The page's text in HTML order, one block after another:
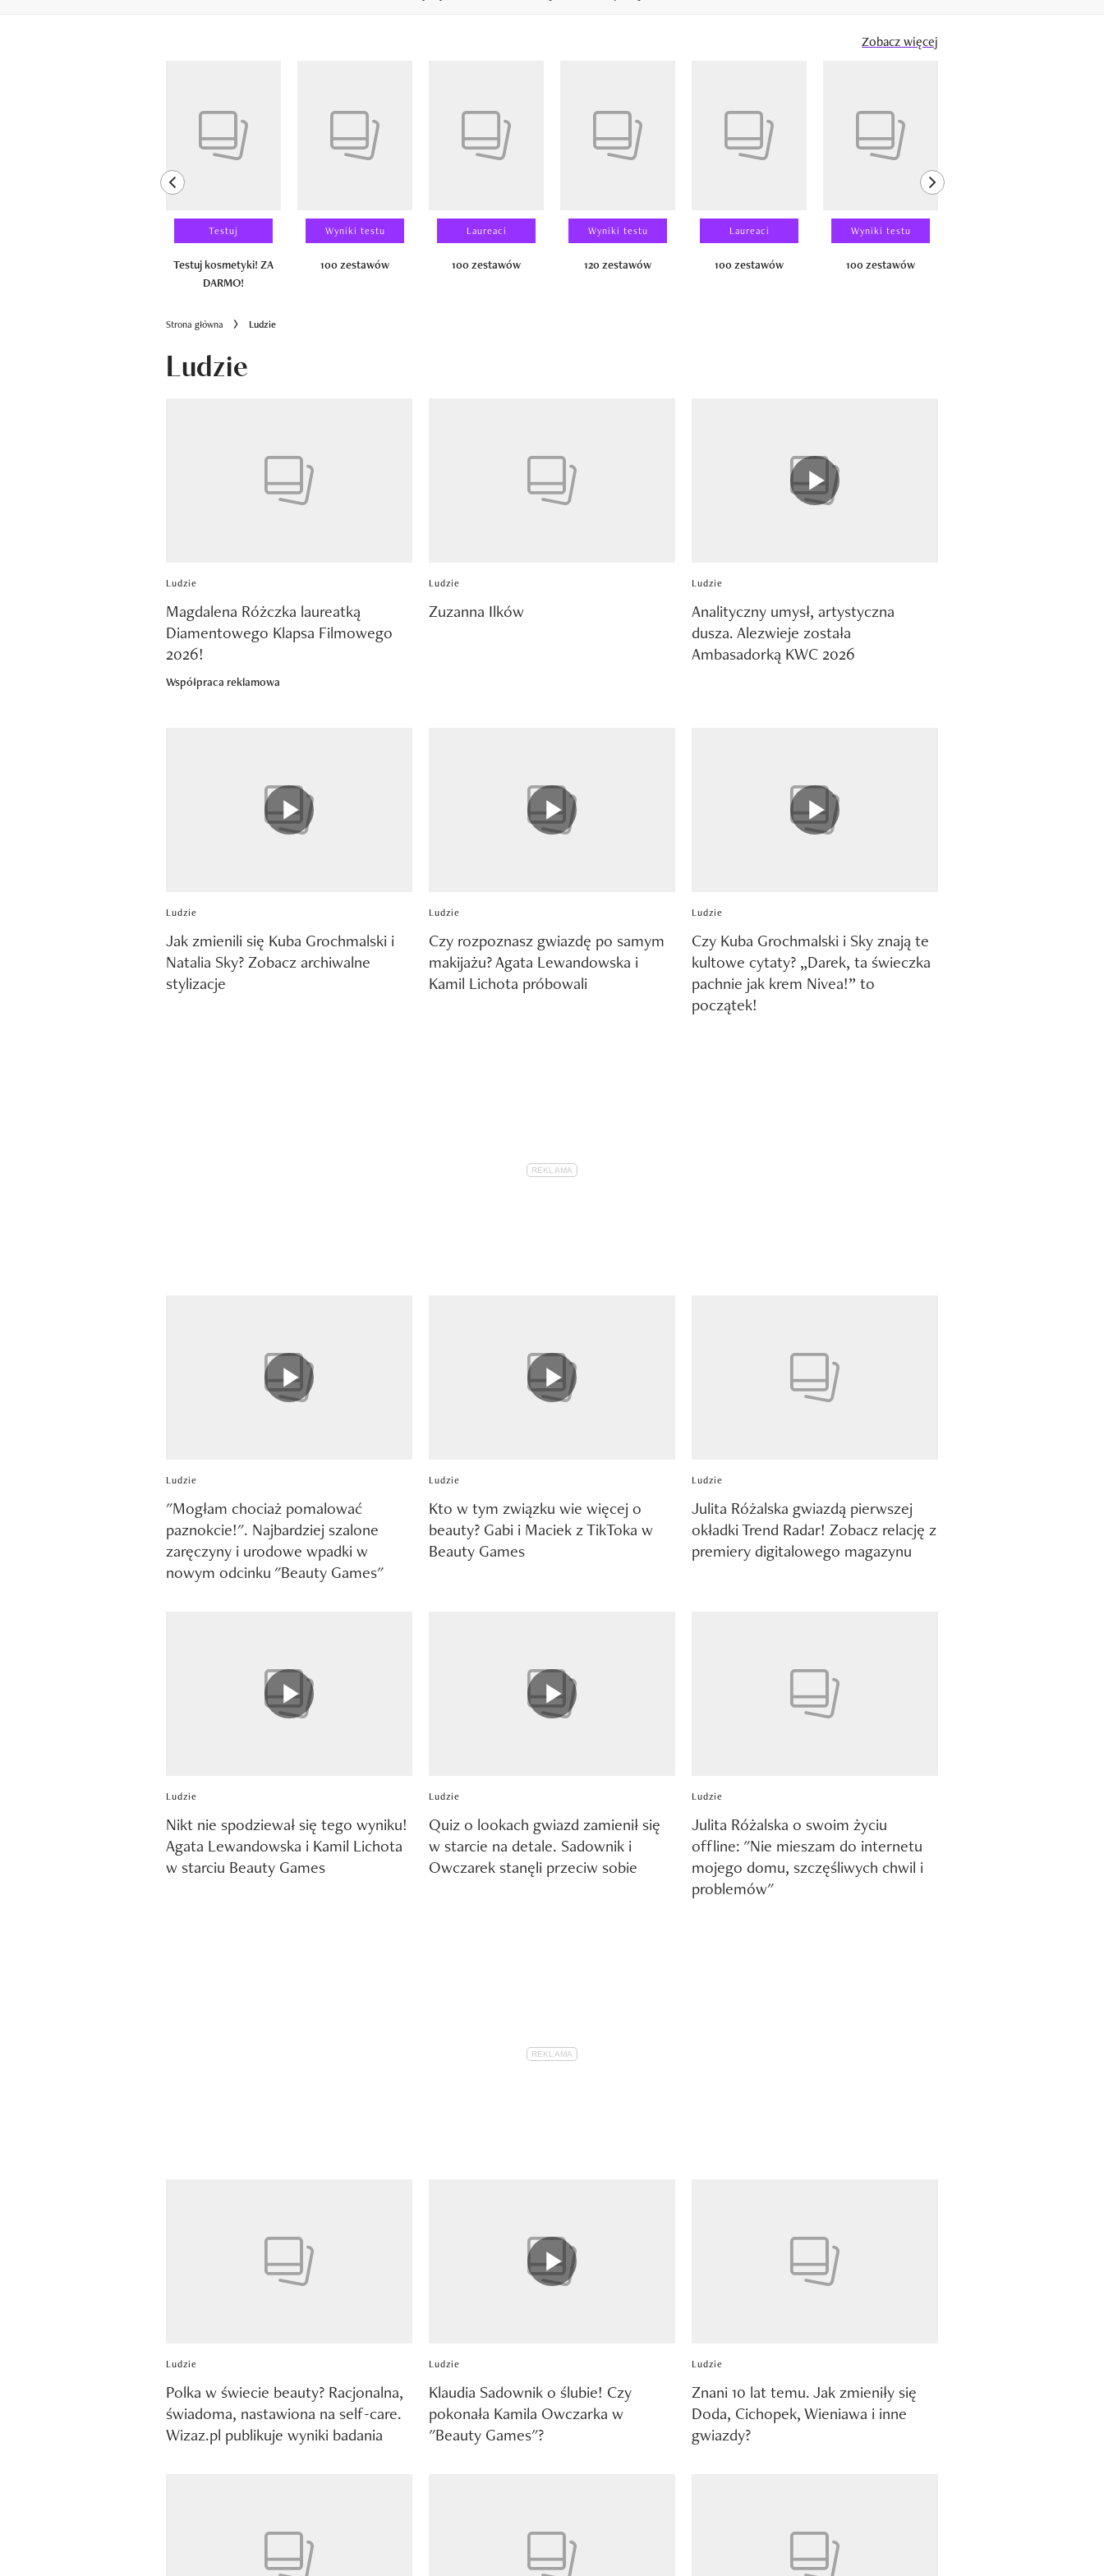
Zobacz więcej
previous element
Testuj
Testuj kosmetyki! ZA
DARMO!
Wyniki testu
100 zestawów
Laureaci
100 zestawów
Wyniki testu
120 zestawów
Laureaci
100 zestawów
Wyniki testu
100 zestawów
next element
Strona główna Ludzie
Ludzie
Ludzie
Magdalena Różczka laureatką
Diamentowego Klapsa Filmowego
2026!
Współpraca reklamowa
Ludzie
Zuzanna Ilków
Ludzie
Analityczny umysł, artystyczna
dusza. Alezwieje została
Ambasadorką KWC 2026
Ludzie
Jak zmienili się Kuba Grochmalski i
Natalia Sky? Zobacz archiwalne
stylizacje
Ludzie
Czy rozpoznasz gwiazdę po samym
makijażu? Agata Lewandowska i
Kamil Lichota próbowali
Ludzie
Czy Kuba Grochmalski i Sky znają te
kultowe cytaty? „Darek, ta świeczka
pachnie jak krem Nivea!” to
początek!
Ludzie
"Mogłam chociaż pomalować
paznokcie!". Najbardziej szalone
zaręczyny i urodowe wpadki w
nowym odcinku "Beauty Games"
Ludzie
Kto w tym związku wie więcej o
beauty? Gabi i Maciek z TikToka w
Beauty Games
Ludzie
Julita Różalska gwiazdą pierwszej
okładki Trend Radar! Zobacz relację z
premiery digitalowego magazynu
Ludzie
Nikt nie spodziewał się tego wyniku!
Agata Lewandowska i Kamil Lichota
w starciu Beauty Games
Ludzie
Quiz o lookach gwiazd zamienił się
w starcie na detale. Sadownik i
Owczarek stanęli przeciw sobie
Ludzie
Julita Różalska o swoim życiu
offline: "Nie mieszam do internetu
mojego domu, szczęśliwych chwil i
problemów"
Ludzie
Polka w świecie beauty? Racjonalna,
świadoma, nastawiona na self-care.
Wizaz.pl publikuje wyniki badania
Ludzie
Klaudia Sadownik o ślubie! Czy
pokonała Kamila Owczarka w
"Beauty Games"?
Ludzie
Znani 10 lat temu. Jak zmieniły się
Doda, Cichopek, Wieniawa i inne
gwiazdy?